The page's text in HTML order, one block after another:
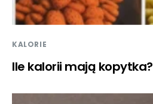
KALORIE
Ile kalorii mają kopytka?